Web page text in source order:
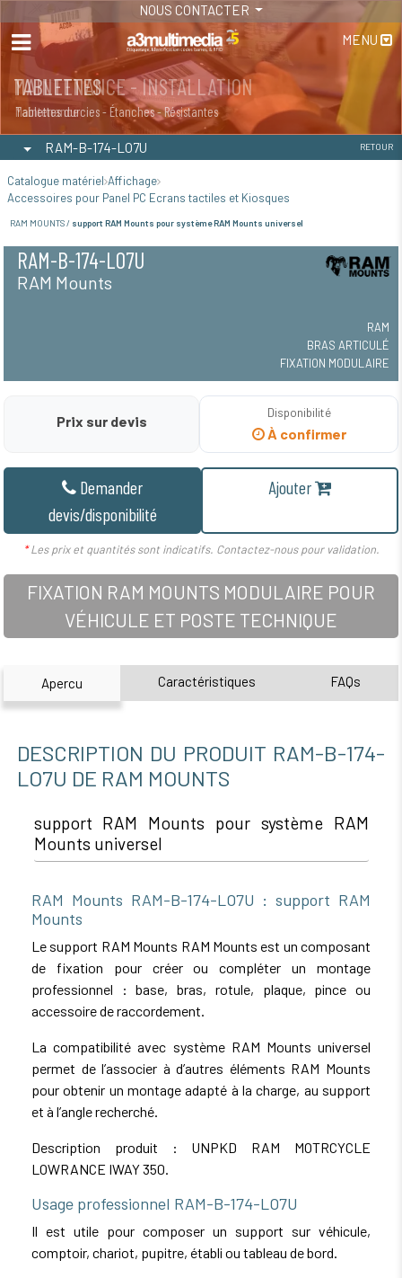
NOUS CONTACTER
MENU
MAINTENANCE - INSTALLATION
Maintenance
TABLETTES
Tablettes durcies - Étanches - Résistantes
RAM-B-174-LO7U RETOUR
Catalogue matériel Affichage
Accessoires pour Panel PC Ecrans tactiles et Kiosques
RAM MOUNTS / support RAM Mounts pour système RAM Mounts universel
RAM-B-174-LO7U
RAM Mounts
RAM
BRAS ARTICULÉ
FIXATION MODULAIRE
Prix sur devis
Disponibilité
À confirmer
Demander
devis/disponibilité
Ajouter
*Les prix et quantités sont indicatifs. Contactez-nous pour validation.
FIXATION RAM MOUNTS MODULAIRE POUR
VÉHICULE ET POSTE TECHNIQUE
Apercu Caractéristiques FAQs
DESCRIPTION DU PRODUIT RAM-B-174-
LO7U DE RAM MOUNTS
support RAM Mounts pour système RAM
Mounts universel
RAM Mounts RAM-B-174-LO7U : support RAM
Mounts
Le support RAM Mounts RAM Mounts est un composant
de fixation pour créer ou compléter un montage
professionnel : base, bras, rotule, plaque, pince ou
accessoire de raccordement.
La compatibilité avec système RAM Mounts universel
permet de l’associer à d’autres éléments RAM Mounts
pour obtenir un montage adapté à la charge, au support
et à l’angle recherché.
Description produit : UNPKD RAM MOTRCYCLE
LOWRANCE IWAY 350.
Usage professionnel RAM-B-174-LO7U
Il est utile pour composer un support sur véhicule,
comptoir, chariot, pupitre, établi ou tableau de bord.